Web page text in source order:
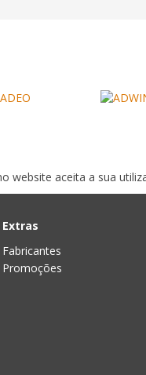
website aceita a sua
Extras
Fabricantes
Promoções